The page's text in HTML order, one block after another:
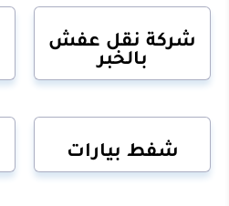
شركة نقل عفش
بالخبر
شفط بيارات